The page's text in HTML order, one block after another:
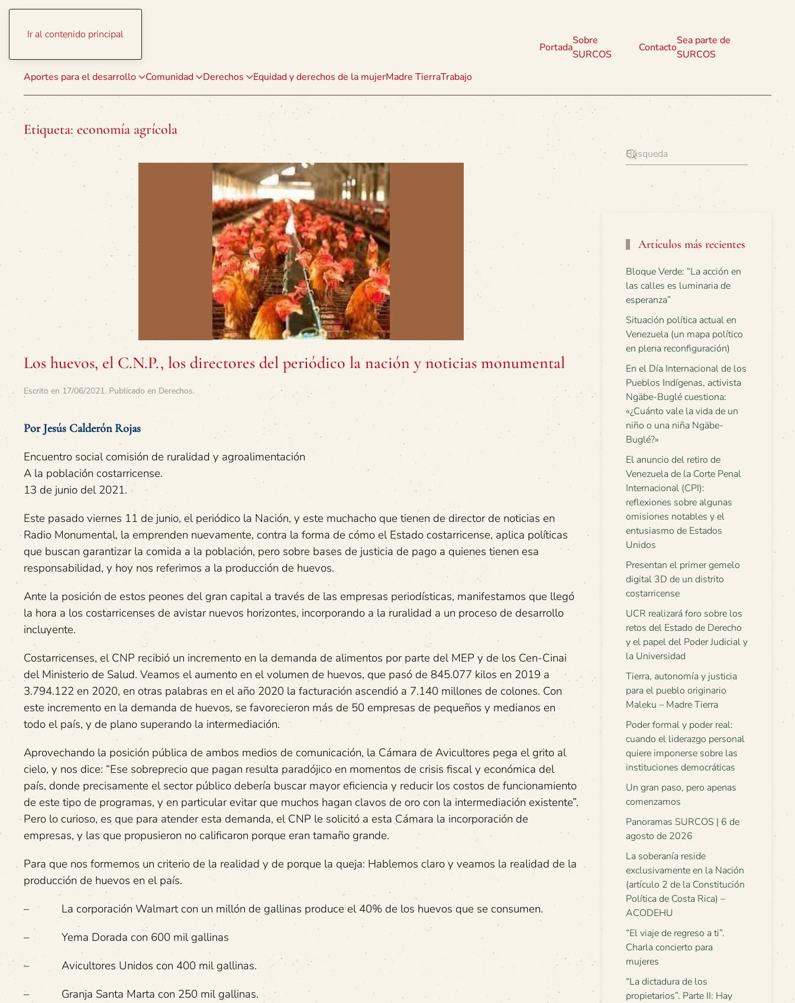
Ir al contenido principal
Aportes para el desarrollo Comunidad Derechos Equidad y derechos de la mujerMadre TierraTrabajo
Portada
Sobre
SURCOS
Contacto
Sea parte de
SURCOS
Etiqueta: economía agrícola
Los huevos, el C.N.P., los directores del periódico la nación y noticias monumental
Escrito en 17/06/2021. Publicado en Derechos.
Por Jesús Calderón Rojas
Encuentro social comisión de ruralidad y agroalimentación
A la población costarricense.
13 de junio del 2021.
Este pasado viernes 11 de junio, el periódico la Nación, y este muchacho que tienen de director de noticias en
Radio Monumental, la emprenden nuevamente, contra la forma de cómo el Estado costarricense, aplica políticas
que buscan garantizar la comida a la población, pero sobre bases de justicia de pago a quienes tienen esa
responsabilidad, y hoy nos referimos a la producción de huevos.
Ante la posición de estos peones del gran capital a través de las empresas periodísticas, manifestamos que llegó
la hora a los costarricenses de avistar nuevos horizontes, incorporando a la ruralidad a un proceso de desarrollo
incluyente.
Costarricenses, el CNP recibió un incremento en la demanda de alimentos por parte del MEP y de los Cen-Cinai
del Ministerio de Salud. Veamos el aumento en el volumen de huevos, que pasó de 845.077 kilos en 2019 a
3.794.122 en 2020, en otras palabras en el año 2020 la facturación ascendió a 7.140 millones de colones. Con
este incremento en la demanda de huevos, se favorecieron más de 50 empresas de pequeños y medianos en
todo el país, y de plano superando la intermediación.
Aprovechando la posición pública de ambos medios de comunicación, la Cámara de Avicultores pega el grito al
cielo, y nos dice: “Ese sobreprecio que pagan resulta paradójico en momentos de crisis fiscal y económica del
país, donde precisamente el sector público debería buscar mayor eficiencia y reducir los costos de funcionamiento
de este tipo de programas, y en particular evitar que muchos hagan clavos de oro con la intermediación existente”.
Pero lo curioso, es que para atender esta demanda, el CNP le solicitó a esta Cámara la incorporación de
empresas, y las que propusieron no calificaron porque eran tamaño grande.
Para que nos formemos un criterio de la realidad y de porque la queja: Hablemos claro y veamos la realidad de la
producción de huevos en el país.
– La corporación Walmart con un millón de gallinas produce el 40% de los huevos que se consumen.
– Yema Dorada con 600 mil gallinas
– Avicultores Unidos con 400 mil gallinas.
– Granja Santa Marta con 250 mil gallinas.
Artículos más recientes
Bloque Verde: “La acción en
las calles es luminaria de
esperanza”
Situación política actual en
Venezuela (un mapa político
en plena reconfiguración)
En el Día Internacional de los
Pueblos Indígenas, activista
Ngäbe-Buglé cuestiona:
«¿Cuánto vale la vida de un
niño o una niña Ngäbe-
Buglé?»
El anuncio del retiro de
Venezuela de la Corte Penal
Internacional (CPI):
reflexiones sobre algunas
omisiones notables y el
entusiasmo de Estados
Unidos
Presentan el primer gemelo
digital 3D de un distrito
costarricense
UCR realizará foro sobre los
retos del Estado de Derecho
y el papel del Poder Judicial y
la Universidad
Tierra, autonomía y justicia
para el pueblo originario
Maleku – Madre Tierra
Poder formal y poder real:
cuando el liderazgo personal
quiere imponerse sobre las
instituciones democráticas
Un gran paso, pero apenas
comenzamos
Panoramas SURCOS | 6 de
agosto de 2026
La soberanía reside
exclusivamente en la Nación
(artículo 2 de la Constitución
Política de Costa Rica) –
ACODEHU
“El viaje de regreso a ti”.
Charla concierto para
mujeres
“La dictadura de los
propietarios”. Parte II: Hay